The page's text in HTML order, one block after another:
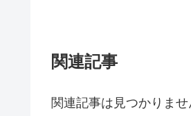
関連記事
関連記事は見つかりませ